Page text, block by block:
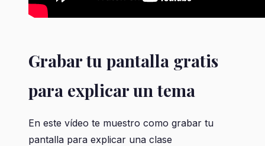
Grabar tu pantalla gratis
para explicar un tema
En este vídeo te muestro como grabar tu
pantalla para explicar una clase